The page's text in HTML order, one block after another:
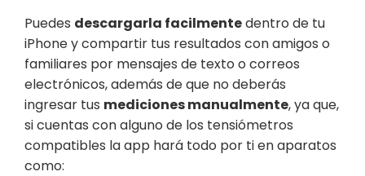
Puedes descargarla facilmentedentro de tu
iPhone y compartir tus resultados con amigos o
familiares por mensajes de texto o correos
electrónicos, además de que no deberás
ingresar tus mediciones manualmente, ya que,
si cuentas con alguno de los tensiómetros
compatibles la app hará todo por ti en aparatos
como: